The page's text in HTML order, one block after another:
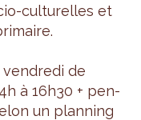
cultu­relles et
ven­dredi de
à 16h30 + pen­
un plan­ning